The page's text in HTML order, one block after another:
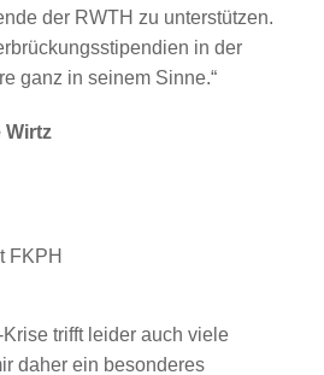
der RWTH zu unterstützen.
in der
ganz in seinem Sinne.“
Wirtz
FKPH
trifft leider auch viele
daher ein besonderes